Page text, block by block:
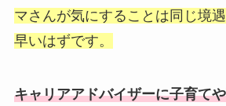
マさんが気にすることは同じ境
早いはずです。
キャリアアドバイザーに子育て